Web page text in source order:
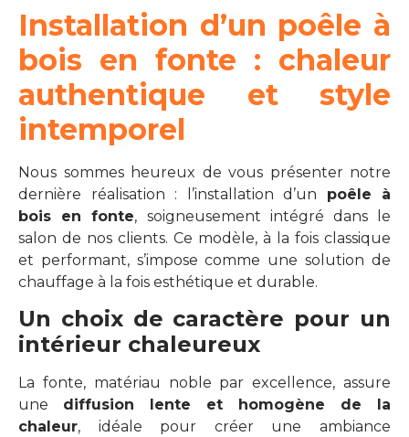
Installation d’un poêle à
bois en fonte : chaleur
authentique et style
intemporel
Nous sommes heureux de vous présenter notre
dernière réalisation : l’installation d’un poêle à
bois en fonte, soigneusement intégré dans le
salon de nos clients. Ce modèle, à la fois classique
et performant, s’impose comme une solution de
chauffage à la fois esthétique et durable.
Un choix de caractère pour un
intérieur chaleureux
La fonte, matériau noble par excellence, assure
une diffusion lente et homogène de la
chaleur, idéale pour créer une ambiance